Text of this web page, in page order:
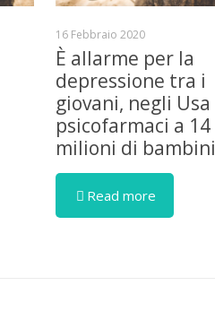
16 Febbraio 2020
È allarme per la
depressione tra i
giovani, negli Usa
psicofarmaci a 14
milioni di bambini
Read more